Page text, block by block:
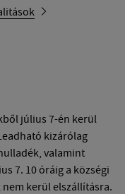
július 7-én kerül
kizárólag
valamint
7. 10 óráig a községi
kerül elszállításra.